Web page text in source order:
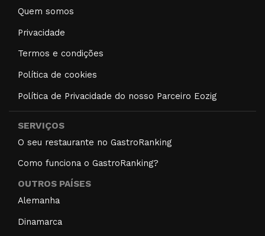
Quem somos
Privacidade
Termos e condições
Política de cookies
Política de Privacidade do nosso Parceiro Eozig
SERVIÇOS
O seu restaurante no GastroRanking
Como funciona o GastroRanking?
OUTROS PAÍSES
Alemanha
Dinamarca